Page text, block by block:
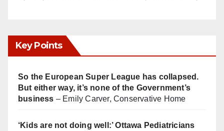
Key Points
So the European Super League has collapsed.
But either way, it’s none of the Government’s
business – Emily Carver, Conservative Home
‘Kids are not doing well:’ Ottawa Pediatricians